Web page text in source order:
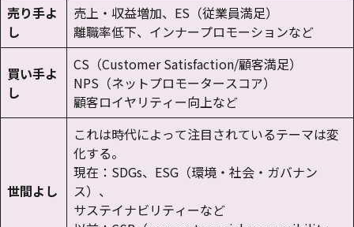
売り手よ
し
売上・収益増加、ES（従業員満足）
離職率低下、インナープロモーションなど
買い手よ
し
CS（Customer Satisfaction/顧客満足）
NPS（ネットプロモータースコア）
顧客ロイヤリティー向上など
世間よし
これは時代によって注目されているテーマは変
化する。
現在：SDGs、ESG（環境・社会・ガバナン
ス）、
サステイナビリティーなど